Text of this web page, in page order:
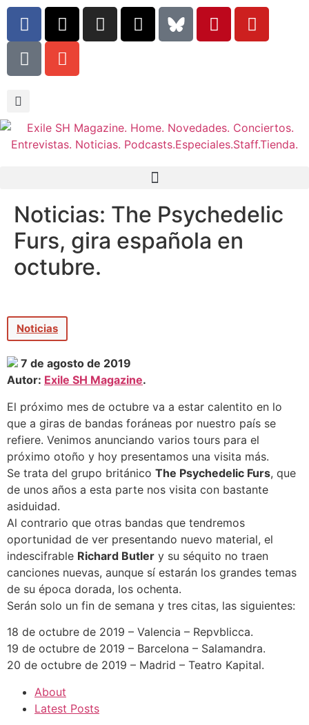
Noticias: The Psychedelic
Furs, gira española en
octubre.
Noticias
7 de agosto de 2019
Autor: Exile SH Magazine.
El próximo mes de octubre va a estar calentito en lo
que a giras de bandas foráneas por nuestro país se
refiere. Venimos anunciando varios tours para el
próximo otoño y hoy presentamos una visita más.
Se trata del grupo británico The Psychedelic Furs, que
de unos años a esta parte nos visita con bastante
asiduidad.
Al contrario que otras bandas que tendremos
oportunidad de ver presentando nuevo material, el
indescifrable Richard Butler y su séquito no traen
canciones nuevas, aunque sí estarán los grandes temas
de su época dorada, los ochenta.
Serán solo un fin de semana y tres citas, las siguientes:
18 de octubre de 2019 – Valencia – Repvblicca.
19 de octubre de 2019 – Barcelona – Salamandra.
20 de octubre de 2019 – Madrid – Teatro Kapital.
About
Latest Posts